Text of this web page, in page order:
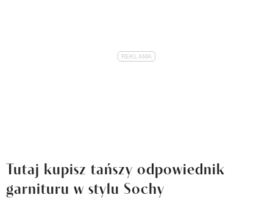
Tutaj kupisz tańszy odpowiednik
garnituru w stylu Sochy